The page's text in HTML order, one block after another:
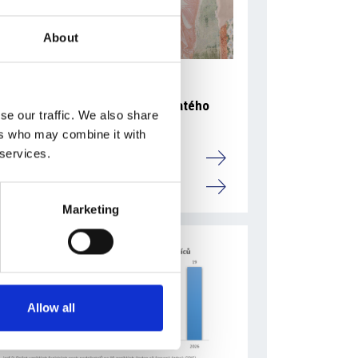
About
our traffic. We also share
who may combine it with
Marketing
Allow all
Pražský fragment evangelia svatého
Marka bude vystaven v Aquileii
Itálie
Česká republika